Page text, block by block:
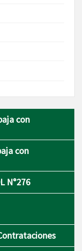
con
con
N°276